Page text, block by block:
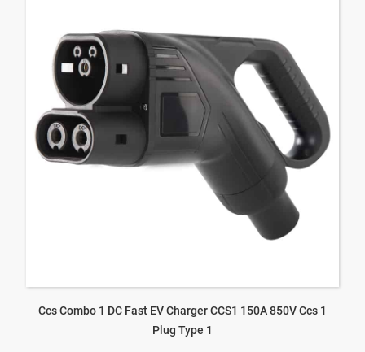
Ccs Combo 1 DC Fast EV Charger CCS1 150A 850V Ccs 1
Plug Type 1